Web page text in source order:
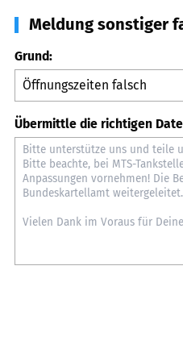
Meldung sonstiger
Grund:
Übermittle die richtigen